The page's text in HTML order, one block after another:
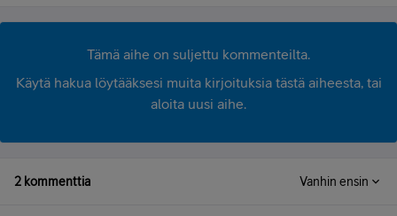
Tämä aihe on suljettu kommenteilta.
Käytä hakua löytääksesi muita kirjoituksia tästä aiheesta, tai
aloita uusi aihe.
2 kommenttia Vanhin ensin